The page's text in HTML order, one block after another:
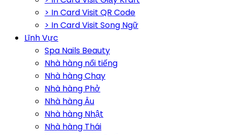
> In Card Visit QR Code
> In Card Visit Song Ngữ
Lĩnh Vực
Spa Nails Beauty
Nhà hàng nổi tiếng
Nhà hàng Chay
Nhà hàng Phở
Nhà hàng Âu
Nhà hàng Nhật
Nhà hàng Thái